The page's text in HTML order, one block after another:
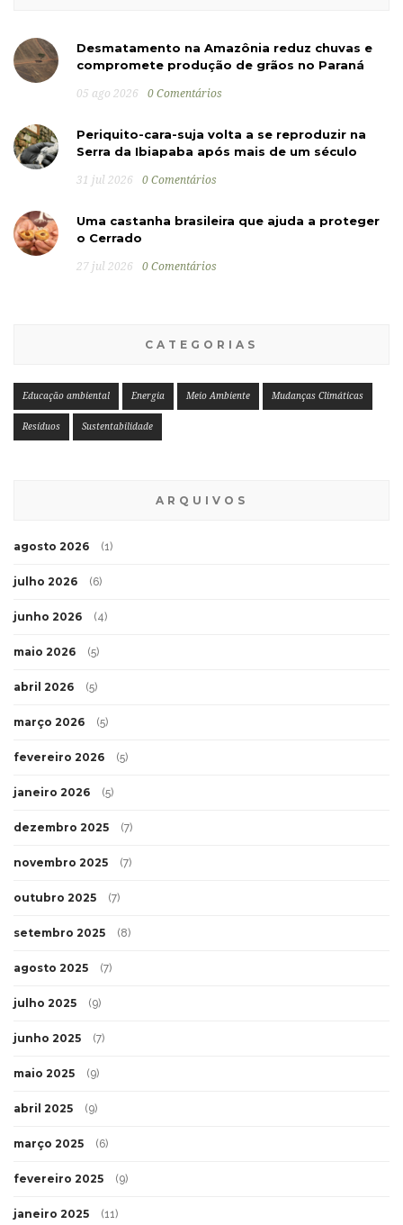
Desmatamento na Amazônia reduz chuvas e
compromete produção de grãos no Paraná
05 ago 2026 0 Comentários
Periquito-cara-suja volta a se reproduzir na
Serra da Ibiapaba após mais de um século
31 jul 2026 0 Comentários
Uma castanha brasileira que ajuda a proteger
o Cerrado
27 jul 2026 0 Comentários
CATEGORIAS
Educação ambiental Energia Meio Ambiente Mudanças Climáticas
Resíduos Sustentabilidade
ARQUIVOS
agosto 2026 (1)
julho 2026 (6)
junho 2026 (4)
maio 2026 (5)
abril 2026 (5)
março 2026 (5)
fevereiro 2026 (5)
janeiro 2026 (5)
dezembro 2025 (7)
novembro 2025 (7)
outubro 2025 (7)
setembro 2025 (8)
agosto 2025 (7)
julho 2025 (9)
junho 2025 (7)
maio 2025 (9)
abril 2025 (9)
março 2025 (6)
fevereiro 2025 (9)
janeiro 2025 (11)